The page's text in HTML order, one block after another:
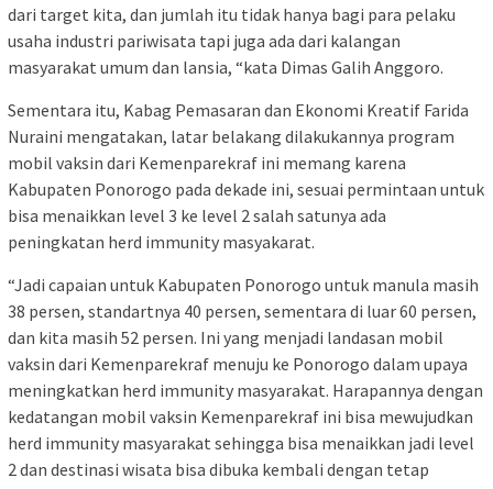
dari target kita, dan jumlah itu tidak hanya bagi para pelaku
usaha industri pariwisata tapi juga ada dari kalangan
masyarakat umum dan lansia, “kata Dimas Galih Anggoro.
Sementara itu, Kabag Pemasaran dan Ekonomi Kreatif Farida
Nuraini mengatakan, latar belakang dilakukannya program
mobil vaksin dari Kemenparekraf ini memang karena
Kabupaten Ponorogo pada dekade ini, sesuai permintaan untuk
bisa menaikkan level 3 ke level 2 salah satunya ada
peningkatan herd immunity masyakarat.
“Jadi capaian untuk Kabupaten Ponorogo untuk manula masih
38 persen, standartnya 40 persen, sementara di luar 60 persen,
dan kita masih 52 persen. Ini yang menjadi landasan mobil
vaksin dari Kemenparekraf menuju ke Ponorogo dalam upaya
meningkatkan herd immunity masyarakat. Harapannya dengan
kedatangan mobil vaksin Kemenparekraf ini bisa mewujudkan
herd immunity masyarakat sehingga bisa menaikkan jadi level
2 dan destinasi wisata bisa dibuka kembali dengan tetap